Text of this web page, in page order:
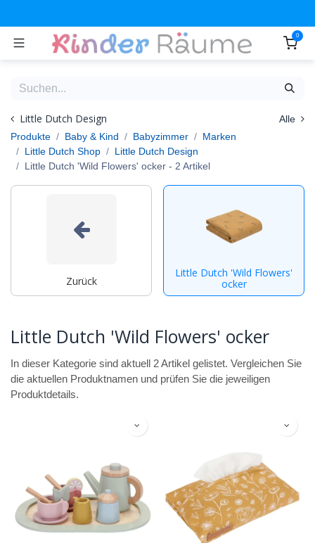
0
Little Dutch Design
Alle
Produkte
Baby & Kind Babyzimmer
Marken
Little Dutch Shop
Little Dutch Design
Little Dutch 'Wild Flowers' ocker - 2 Artikel
Zurück
Little Dutch 'Wild Flowers'
ocker
Little Dutch 'Wild Flowers' ocker
In dieser Kategorie sind aktuell 2 Artikel gelistet. Vergleichen Sie
die aktuellen Produktnamen und prüfen Sie die jeweiligen
Produktdetails.